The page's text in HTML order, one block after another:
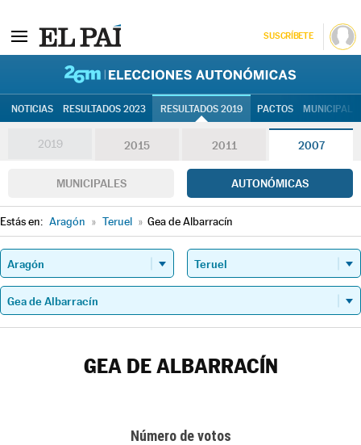
SUSCRÍBETE
NOTICIAS RESULTADOS 2023 RESULTADOS 2019 PACTOS
2019 2015 2011 2007
MUNICIPALES AUTONÓMICAS
Estás en: Aragón » Teruel » Gea de Albarracín
GEA DE ALBARRACÍN
Número de votos